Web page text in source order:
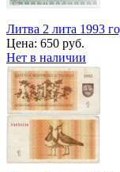
Литва 2 лита 1993
Цена: 650 руб.
Нет в наличии